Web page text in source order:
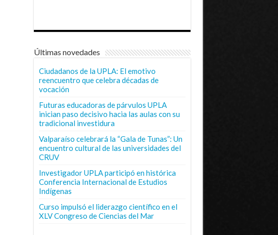
Últimas novedades
Ciudadanos de la UPLA: El emotivo
reencuentro que celebra décadas de
vocación
Futuras educadoras de párvulos UPLA
inician paso decisivo hacia las aulas con su
tradicional investidura
Valparaíso celebrará la “Gala de Tunas”: Un
encuentro cultural de las universidades del
CRUV
Investigador UPLA participó en histórica
Conferencia Internacional de Estudios
Indígenas
Curso impulsó el liderazgo científico en el
XLV Congreso de Ciencias del Mar